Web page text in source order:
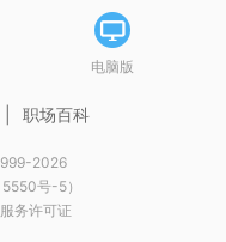
电脑版
职场百科
2026
号-5）
务许可证